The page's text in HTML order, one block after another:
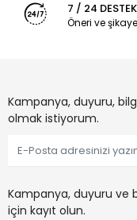
7 / 24 DESTEK
Öneri ve
Kampanya, duyuru,
olmak istiyorum.
Kampanya, duyuru ve
için kayıt olun.